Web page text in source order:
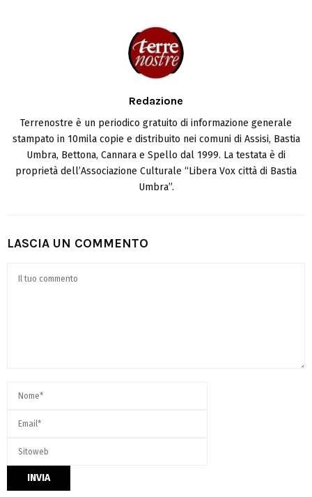
Redazione
Terrenostre è un periodico gratuito di informazione generale
stampato in 10mila copie e distribuito nei comuni di Assisi, Bastia
Umbra, Bettona, Cannara e Spello dal 1999. La testata è di
proprietà dell’Associazione Culturale “Libera Vox città di Bastia
Umbra”.
LASCIA UN COMMENTO